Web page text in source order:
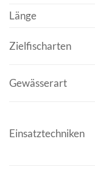
Länge
Zielfischarten
Gewässerart
Einsatztechniken